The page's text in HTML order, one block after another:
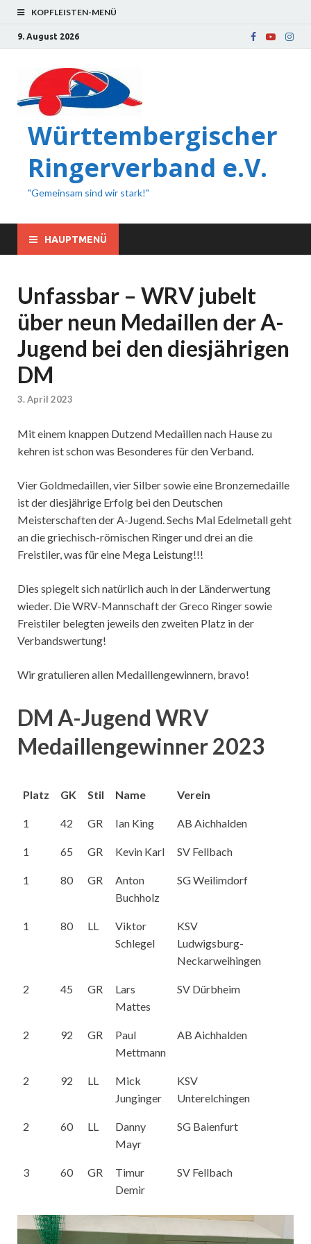
KOPFLEISTEN-MENÜ
9. August 2026
Württembergischer
Ringerverband e.V.
"Gemeinsam sind wir stark!"
HAUPTMENÜ
Unfassbar – WRV jubelt
über neun Medaillen der A-
Jugend bei den diesjährigen
DM
3. April 2023
Mit einem knappen Dutzend Medaillen nach Hause zu
kehren ist schon was Besonderes für den Verband.
Vier Goldmedaillen, vier Silber sowie eine Bronzemedaille
ist der diesjährige Erfolg bei den Deutschen
Meisterschaften der A-Jugend. Sechs Mal Edelmetall geht
an die griechisch-römischen Ringer und drei an die
Freistiler, was für eine Mega Leistung!!!
Dies spiegelt sich natürlich auch in der Länderwertung
wieder. Die WRV-Mannschaft der Greco Ringer sowie
Freistiler belegten jeweils den zweiten Platz in der
Verbandswertung!
Wir gratulieren allen Medaillengewinnern, bravo!
DM A-Jugend WRV
Medaillengewinner 2023
Platz GK Stil Name Verein
1 42 GR Ian King AB Aichhalden
1 65 GR Kevin Karl SV Fellbach
1 80 GR
Anton
Buchholz
SG Weilimdorf
1 80 LL
Viktor
Schlegel
KSV
Ludwigsburg-
Neckarweihingen
2 45 GR
Lars
Mattes
SV Dürbheim
2 92 GR
Paul
Mettmann
AB Aichhalden
2 92 LL
Mick
Junginger
KSV
Unterelchingen
2 60 LL
Danny
Mayr
SG Baienfurt
3 60 GR
Timur
Demir
SV Fellbach